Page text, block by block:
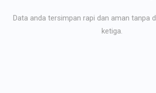
Data anda tersimpan rapi dan aman tanpa
ketiga.